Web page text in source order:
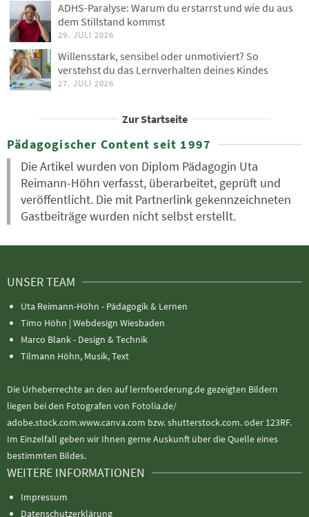
ADHS-Paralyse: Warum du erstarrst und wie du aus
dem Stillstand kommst
29. JULI 2026
Willensstark, sensibel oder unmotiviert? So
verstehst du das Lernverhalten deines Kindes
27. JULI 2026
Zur Startseite
Pädagogischer Content seit 1997
Die Artikel wurden von Diplom Pädagogin Uta
Reimann-Höhn verfasst, überarbeitet, geprüft und
veröffentlicht. Die mit Partnerlink gekennzeichneten
Gastbeiträge wurden nicht selbst erstellt.
UNSER TEAM
Uta Reimann-Höhn - Pädagogik & Lernen
Timo Höhn | Webdesign Wiesbaden
Marco Blank - Design & Technik
Tilmann Höhn, Musik, Text
Die Urheberrechte an den auf lernfoerderung.de gezeigten Bildern
liegen bei den Fotografen von Fotolia.de/
adobe.stock.com.www.canva.com bzw. shutterstock.com. oder 123RF.
Im Einzelfall geben wir Ihnen gerne Auskunft über die Quelle eines
bestimmten Bildes.
WEITERE INFORMATIONEN
Impressum
Datenschutzerklärung